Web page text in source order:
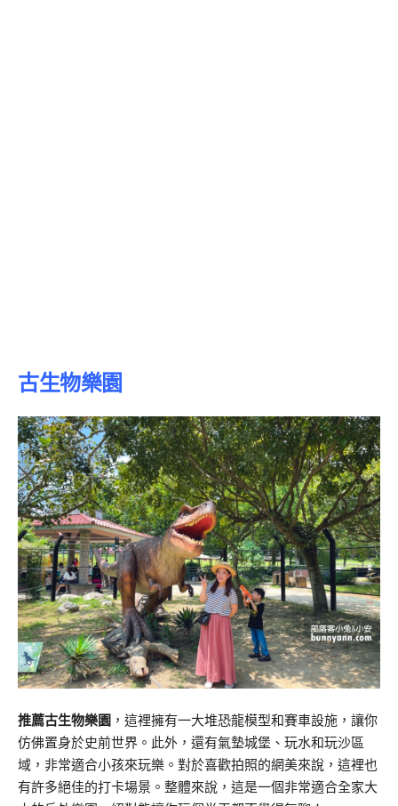
古生物樂園
推薦古生物樂園 ，這裡擁有一大堆恐龍模型和賽車設施，讓你
仿佛置身於史前世界。此外，還有氣墊城堡、玩水和玩沙區
域，非常適合小孩來玩樂。對於喜歡拍照的網美來說，這裡也
有許多絕佳的打卡場景。整體來說，這是一個非常適合全家大